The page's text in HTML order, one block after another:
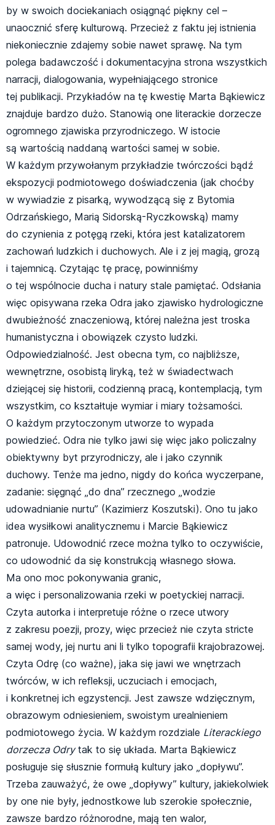
by w swoich dociekaniach osiągnąć piękny cel –
unaocznić sferę kulturową. Przecież z faktu jej istnienia
niekoniecznie zdajemy sobie nawet sprawę. Na tym
polega badawczość i dokumentacyjna strona wszystkich
narracji, dialogowania, wypełniającego stronice
tej publikacji. Przykładów na tę kwestię Marta Bąkiewicz
znajduje bardzo dużo. Stanowią one literackie dorzecze
ogromnego zjawiska przyrodniczego. W istocie
są wartością naddaną wartości samej w sobie.
W każdym przywołanym przykładzie twórczości bądź
ekspozycji podmiotowego doświadczenia (jak choćby
w wywiadzie z pisarką, wywodzącą się z Bytomia
Odrzańskiego, Marią Sidorską-Ryczkowską) mamy
do czynienia z potęgą rzeki, która jest katalizatorem
zachowań ludzkich i duchowych. Ale i z jej magią, grozą
i tajemnicą. Czytając tę pracę, powinniśmy
o tej wspólnocie ducha i natury stale pamiętać. Odsłania
więc opisywana rzeka Odra jako zjawisko hydrologiczne
dwubieżność znaczeniową, której należna jest troska
humanistyczna i obowiązek czysto ludzki.
Odpowiedzialność. Jest obecna tym, co najbliższe,
wewnętrzne, osobistą liryką, też w świadectwach
dziejącej się historii, codzienną pracą, kontemplacją, tym
wszystkim, co kształtuje wymiar i miary tożsamości.
O każdym przytoczonym utworze to wypada
powiedzieć. Odra nie tylko jawi się więc jako policzalny
obiektywny byt przyrodniczy, ale i jako czynnik
duchowy. Tenże ma jedno, nigdy do końca wyczerpane,
zadanie: sięgnąć „do dna” rzecznego „wodzie
udowadnianie nurtu” (Kazimierz Koszutski). Ono tu jako
idea wysiłkowi analitycznemu i Marcie Bąkiewicz
patronuje. Udowodnić rzece można tylko to oczywiście,
co udowodnić da się konstrukcją własnego słowa.
Ma ono moc pokonywania granic,
a więc i personalizowania rzeki w poetyckiej narracji.
Czyta autorka i interpretuje różne o rzece utwory
z zakresu poezji, prozy, więc przecież nie czyta stricte
samej wody, jej nurtu ani li tylko topografii krajobrazowej.
Czyta Odrę (co ważne), jaka się jawi we wnętrzach
twórców, w ich refleksji, uczuciach i emocjach,
i konkretnej ich egzystencji. Jest zawsze wdzięcznym,
obrazowym odniesieniem, swoistym urealnieniem
podmiotowego życia. W każdym rozdziale Literackiego
dorzecza Odrytak to się układa. Marta Bąkiewicz
posługuje się słusznie formułą kultury jako „dopływu”.
Trzeba zauważyć, że owe „dopływy” kultury, jakiekolwiek
by one nie były, jednostkowe lub szerokie społecznie,
zawsze bardzo różnorodne, mają ten walor,